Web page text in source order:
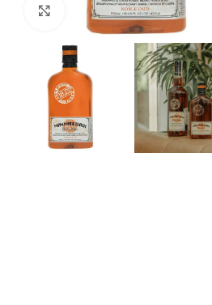
Spustelėkite norėdami padidinti